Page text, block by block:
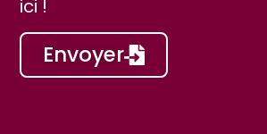
ici !
Envoyer